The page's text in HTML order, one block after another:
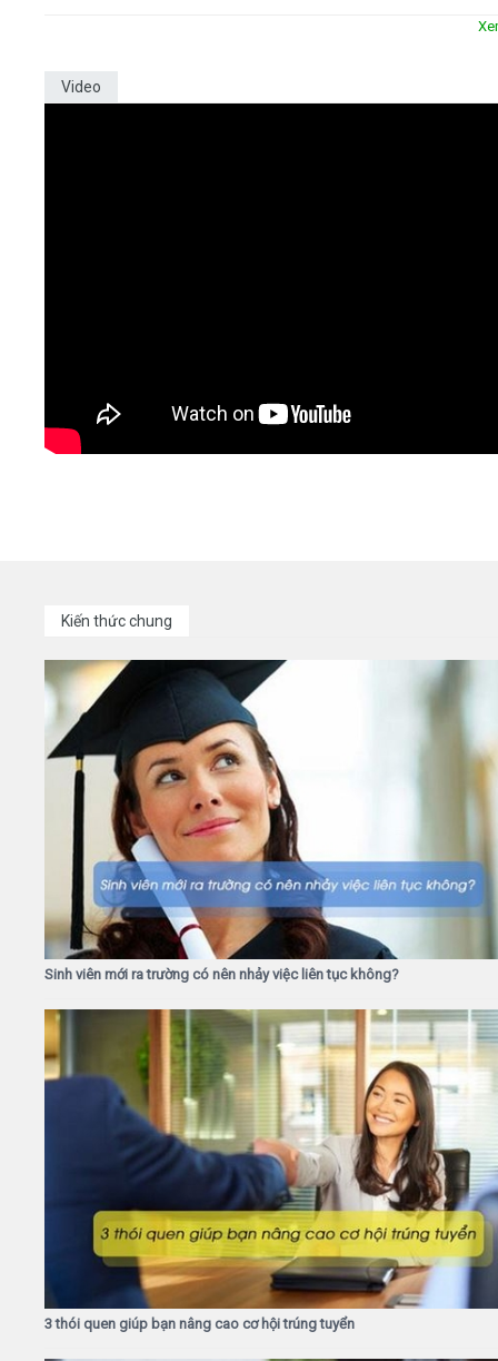
Video
Kiến thức chung
Sinh viên mới ra trường có nên nhảy việc liên tục không?
3 thói quen giúp bạn nâng cao cơ hội trúng tuyển